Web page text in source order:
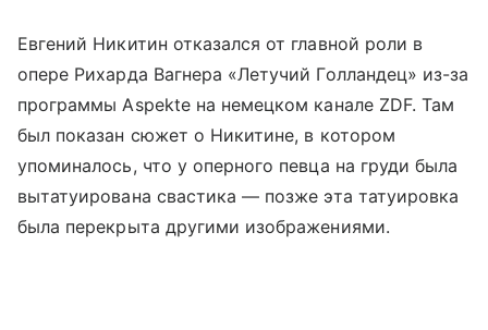
Евгений Никитин отказался от главной роли в
опере Рихарда Вагнера «Летучий Голландец» из-за
программы Aspekte на немецком канале ZDF. Там
был показан сюжет о Никитине, в котором
упоминалось, что у оперного певца на груди была
вытатуирована свастика — позже эта татуировка
была перекрыта другими изображениями.